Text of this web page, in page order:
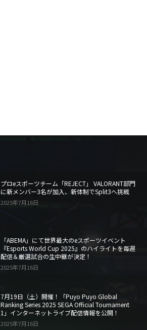
プロeスポーツチーム「REJECT」 VALORANT部門
に新メンバー3名が加入、新体制でSplit3へ挑戦
2025年7月16日
「ABEMA」にて世界最大のeスポーツイベント
『Esports World Cup 2025』のハイライトを毎週
配信＆厳選試合の生中継が決定！
2025年7月16日
7月19日（土）開催！「Puyo Puyo Global
Ranking Series 2025 SEGA Official Tournament
1」インターネットライブ配信情報を公開！
2025年7月16日